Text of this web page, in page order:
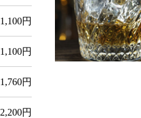
1,100円
1,100円
1,760円
2,200円